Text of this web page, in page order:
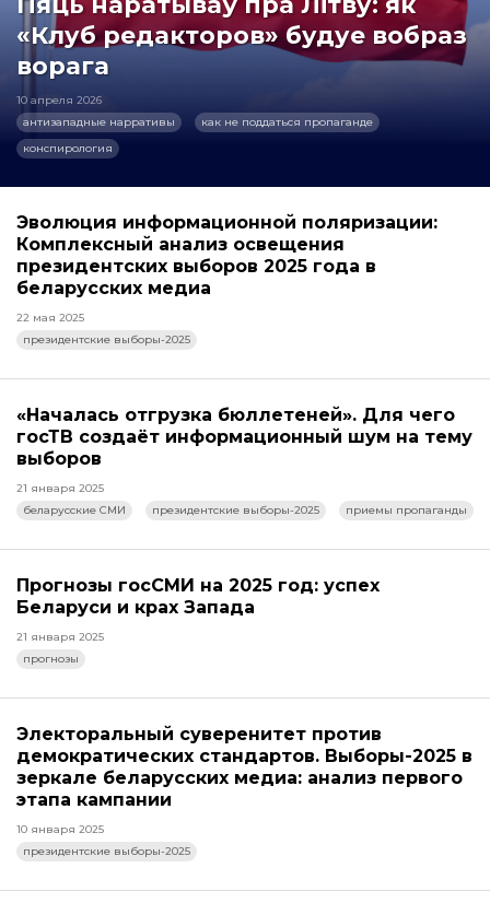
«Клуб редакторов» будуе вобраз
ворага
10 апреля 2026
антизападные нарративы
как не поддаться пропаганде
конспирология
Эволюция информационной поляризации:
Комплексный анализ освещения
президентских выборов 2025 года в
беларусских медиа
22 мая 2025
президентские выборы-2025
«Началась отгрузка бюллетеней». Для чего
госТВ создаёт информационный шум на тему
выборов
21 января 2025
беларусские СМИ
президентские выборы-2025 приемы пропаганды
Прогнозы госСМИ на 2025 год: успех
Беларуси и крах Запада
21 января 2025
прогнозы
Электоральный суверенитет против
демократических стандартов. Выборы-2025 в
зеркале беларусских медиа: анализ первого
этапа кампании
10 января 2025
президентские выборы-2025